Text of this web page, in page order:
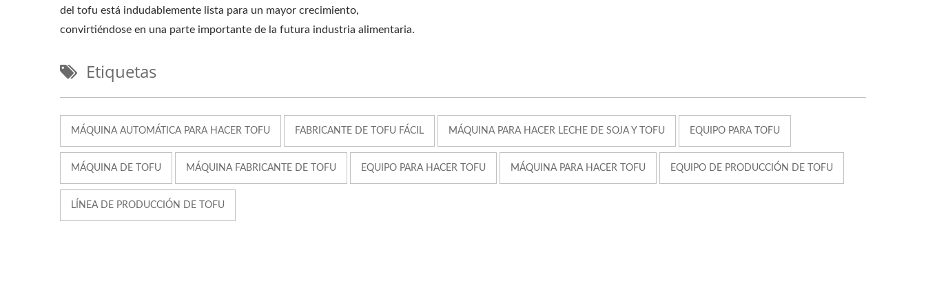
del tofu está indudablemente lista para un mayor crecimiento,
convirtiéndose en una parte importante de la futura industria alimentaria.
Etiquetas
MÁQUINA AUTOMÁTICA PARA HACER TOFU FABRICANTE DE TOFU FÁCIL MÁQUINA PARA HACER LECHE DE SOJA Y TOFU EQUIPO PARA TOFU
MÁQUINA DE TOFU MÁQUINA FABRICANTE DE TOFU EQUIPO PARA HACER TOFU MÁQUINA PARA HACER TOFU EQUIPO DE PRODUCCIÓN DE TOFU
LÍNEA DE PRODUCCIÓN DE TOFU